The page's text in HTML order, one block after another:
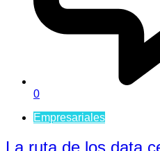
0
Empresariales
La ruta de los data